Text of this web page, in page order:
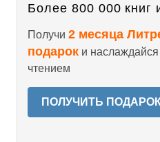
Более 800 000 книг
Получи 2 месяца
подарок и
чтением
ПОЛУЧИТЬ